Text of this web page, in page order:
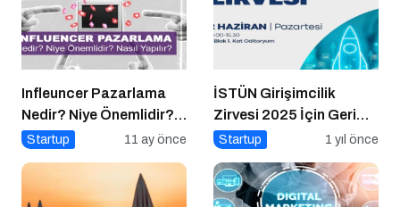
Infleuncer Pazarlama
Nedir? Niye Önemlidir?
Influencer Pazarlama
Startup 11 ay önce
İSTÜN Girişimcilik
Zirvesi 2025 İçin Geri
Sayım
Startup 1 yıl önce